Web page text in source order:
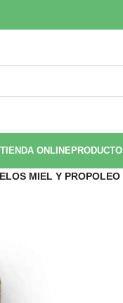
TIENDA ONLINE
MIEL Y PROPOLEO